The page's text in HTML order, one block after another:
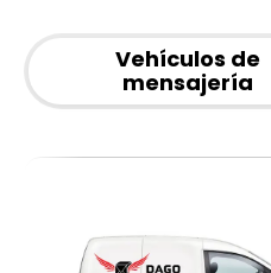
Vehículos de
mensajería